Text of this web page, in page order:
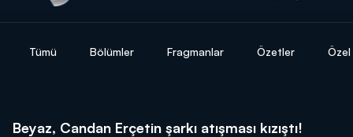
Tümü Bölümler Fragmanlar Özetler
Beyaz, Candan Erçetin şarkı atışması kızıştı!